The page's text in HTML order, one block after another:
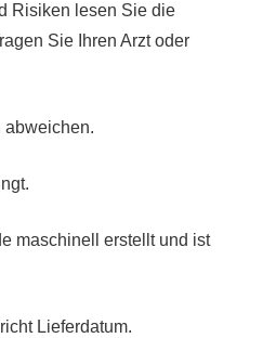
Risiken lesen Sie die
Sie Ihren Arzt oder
abweichen.
maschinell erstellt und ist
Lieferdatum.